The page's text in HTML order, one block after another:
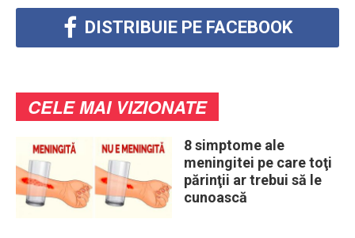
DISTRIBUIE PE FACEBOOK
CELE MAI VIZIONATE
8 simptome ale
meningitei pe care toţi
părinţii ar trebui să le
cunoască